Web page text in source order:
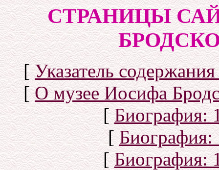
СТРАНИЦЫ
[Указатель
[О музее Иосифа
[Биография:
[Биография:
[Биография: